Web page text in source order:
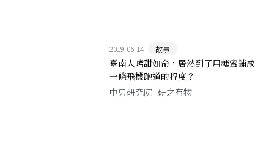
2019-06-14 故事
臺南人嗜甜如命，居然到了用糖蜜鋪成
一條飛機跑道的程度？
中央研究院 | 研之有物